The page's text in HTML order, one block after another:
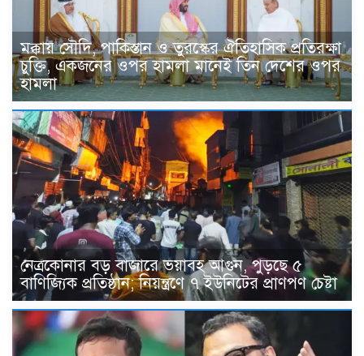
মক্কায় সৌদি, পাকিস্তান ও তুরস্কের ঐতিহাসিক প্রতিরক্ষা
চুক্তি, একজনের ওপর হামলা মানেই তিন দেশের ওপর
হামলা
নেত্রকোনার বড় বাজারে ভয়াবহ আগুন, পুড়ছে ৫
বাণিজ্যিক প্রতিষ্ঠান; নিয়ন্ত্রণে ৭ ইউনিটের প্রাণপণ চেষ্টা